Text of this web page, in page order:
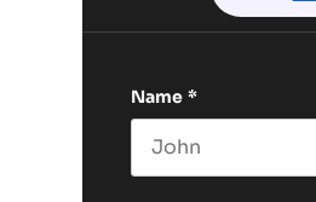
Name *